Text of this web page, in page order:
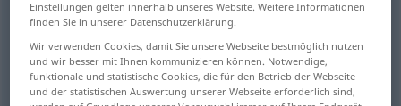
Übersicht aller Übersetzungen
(Für mehr Details die Übersetzung anklicken/antippen)
Nachsitzen Abzug
Einstellungen gelten innerhalb unseres Website. Weitere Informationen
finden Sie in unserer Datenschutzerklärung.
Wir verwenden Cookies, damit Sie unsere Webseite bestmöglich nutzen
und wir besser mit Ihnen kommunizieren können. Notwendige,
funktionale und statistische Cookies, die für den Betrieb der Webseite
und der statistischen Auswertung unserer Webseite erforderlich sind,